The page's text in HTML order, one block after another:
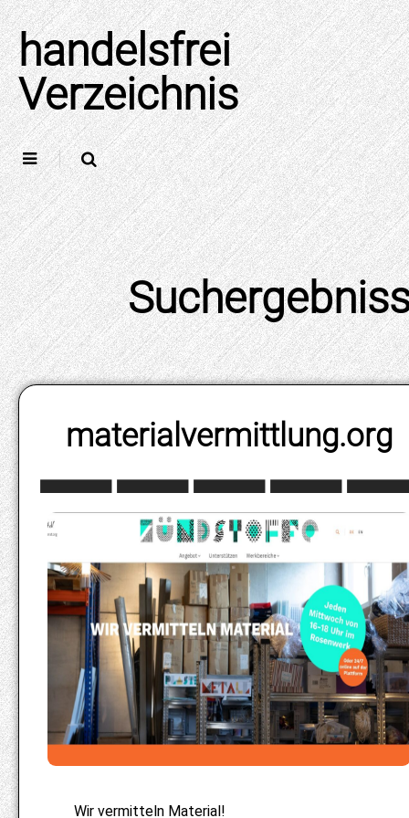
Skip
to
content
handelsfrei
Verzeichnis
materialvermittlung.org
Wir vermitteln Material!